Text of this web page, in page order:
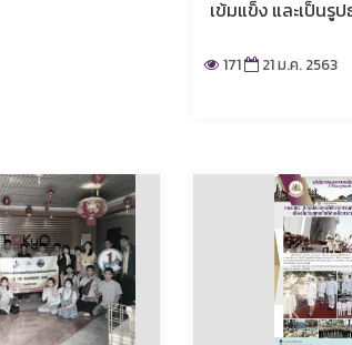
เข้มแข็ง และเป็นรูป
171 21 ม.ค. 2563